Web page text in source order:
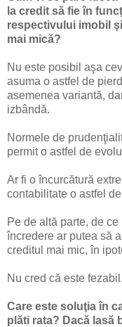
la credit să fie în
respectivului imobil
mai mică?
Nu este posibil aşa
asuma o astfel de
asemenea variantă,
izbândă.
Normele de
permit o astfel de
Ar fi o încurcătură
contabilitate o astfel
Pe de altă parte, de
încredere ar putea să
creditul mai mic, în
Nu cred că este fezabil.
Care este soluţia în
plăti rata? Dacă lasă